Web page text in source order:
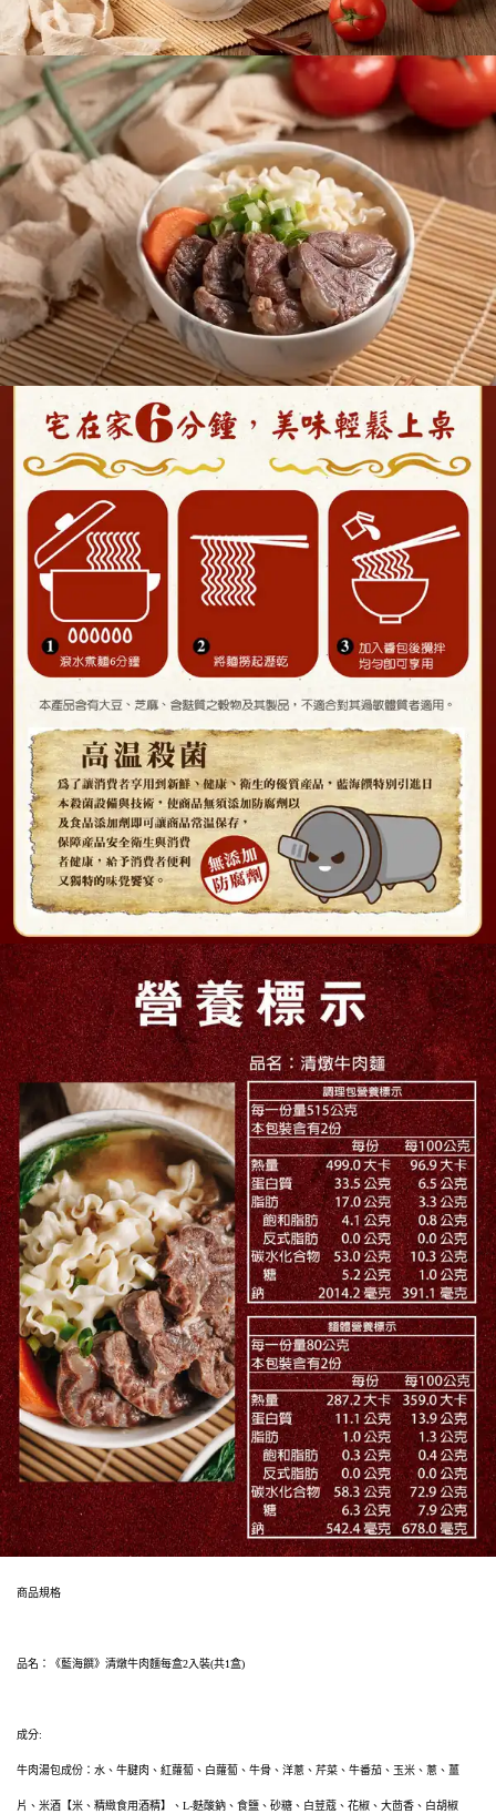
商品規格
品名：《藍海饌》清燉牛肉麵每盒2入裝(共1盒)
成分:
牛肉湯包成份：水、牛腱肉、紅蘿蔔、白蘿蔔、牛骨、洋蔥、芹菜、牛番茄、玉米、蔥、薑
片、米酒【米、精緻食用酒精】、L-麩酸鈉、食鹽、砂糖、白荳蔻、花椒、大茴香、白胡椒